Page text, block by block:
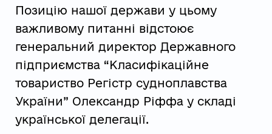
Позицію нашої держави у цьому
важливому питанні відстоює
генеральний директор Державного
підприємства “Класифікаційне
товариство Регістр судноплавства
України” Олександр Ріффа у складі
української делегації.